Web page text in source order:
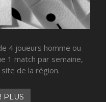
4 joueurs homme ou
1 match par semaine,
de la région.
PLUS